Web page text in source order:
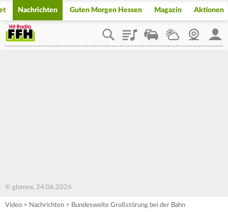
Nachrichten Guten Morgen Hessen Magazin Aktionen
PlaylistStaupilotWetterWebcam
© glomex, 24.06.2026
Video > Nachrichten > Bundesweite Großstörung bei der Bahn